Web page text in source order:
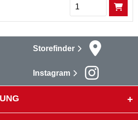
Menge
Storefinder
Instagram